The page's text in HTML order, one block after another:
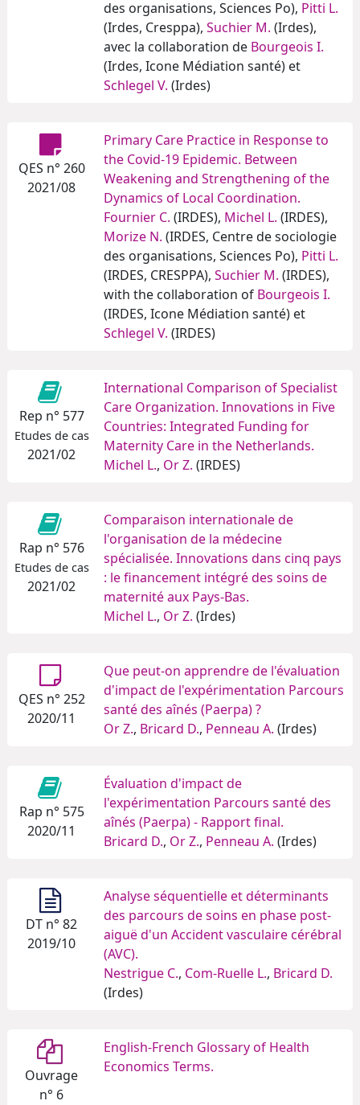
des organisations, Sciences Po), Pitti L.
(Irdes, Cresppa), Suchier M. (Irdes),
avec la collaboration de Bourgeois I.
(Irdes, Icone Médiation santé) et
Schlegel V. (Irdes)
QES n° 260
2021/08
Primary Care Practice in Response to
the Covid-19 Epidemic. Between
Weakening and Strengthening of the
Dynamics of Local Coordination.
Fournier C. (IRDES), Michel L. (IRDES),
Morize N. (IRDES, Centre de sociologie
des organisations, Sciences Po), Pitti L.
(IRDES, CRESPPA), Suchier M. (IRDES),
with the collaboration of Bourgeois I.
(IRDES, Icone Médiation santé) et
Schlegel V. (IRDES)
Rep n° 577
Etudes de cas
2021/02
International Comparison of Specialist
Care Organization. Innovations in Five
Countries: Integrated Funding for
Maternity Care in the Netherlands.
Michel L., Or Z. (IRDES)
Rap n° 576
Etudes de cas
2021/02
Comparaison internationale de
l'organisation de la médecine
spécialisée. Innovations dans cinq pays
: le financement intégré des soins de
maternité aux Pays-Bas.
Michel L., Or Z. (Irdes)
QES n° 252
2020/11
Que peut-on apprendre de l'évaluation
d'impact de l'expérimentation Parcours
santé des aînés (Paerpa) ?
Or Z., Bricard D., Penneau A. (Irdes)
Rap n° 575
2020/11
Évaluation d'impact de
l'expérimentation Parcours santé des
aînés (Paerpa) - Rapport final.
Bricard D., Or Z., Penneau A. (Irdes)
DT n° 82
2019/10
Analyse séquentielle et déterminants
des parcours de soins en phase post-
aiguë d'un Accident vasculaire cérébral
(AVC).
Nestrigue C., Com-Ruelle L., Bricard D.
(Irdes)
Ouvrage
n° 6
English-French Glossary of Health
Economics Terms.